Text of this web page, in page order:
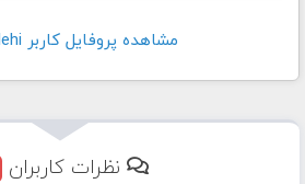
مشاهده پروفايل کاربر Aminsalehi
نظرات کاربران